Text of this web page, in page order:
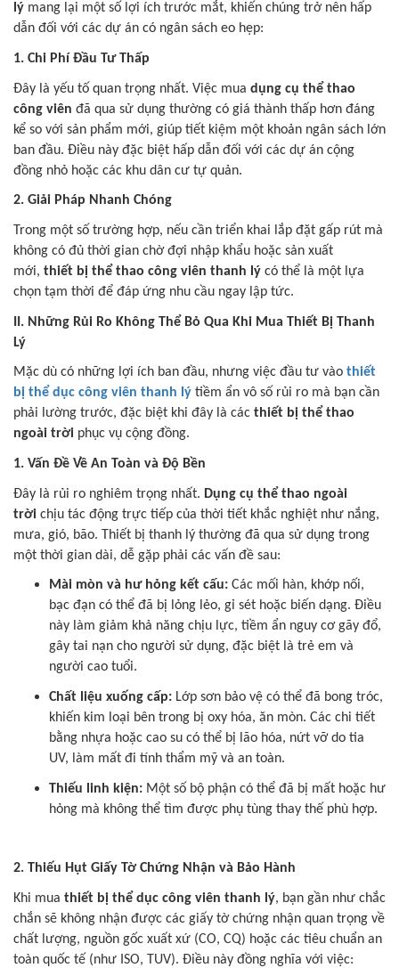
lý mang lại một số lợi ích trước mắt, khiến chúng trở nên hấp
dẫn đối với các dự án có ngân sách eo hẹp:
1. Chi Phí Đầu Tư Thấp
Đây là yếu tố quan trọng nhất. Việc mua dụng cụ thể thao
công viên đã qua sử dụng thường có giá thành thấp hơn đáng
kể so với sản phẩm mới, giúp tiết kiệm một khoản ngân sách lớn
ban đầu. Điều này đặc biệt hấp dẫn đối với các dự án cộng
đồng nhỏ hoặc các khu dân cư tự quản.
2. Giải Pháp Nhanh Chóng
Trong một số trường hợp, nếu cần triển khai lắp đặt gấp rút mà
không có đủ thời gian chờ đợi nhập khẩu hoặc sản xuất
mới, thiết bị thể thao công viên thanh lý có thể là một lựa
chọn tạm thời để đáp ứng nhu cầu ngay lập tức.
II. Những Rủi Ro Không Thể Bỏ Qua Khi Mua Thiết Bị Thanh
Lý
Mặc dù có những lợi ích ban đầu, nhưng việc đầu tư vào thiết
bị thể dục công viên thanh lý tiềm ẩn vô số rủi ro mà bạn cần
phải lường trước, đặc biệt khi đây là các thiết bị thể thao
ngoài trời phục vụ cộng đồng.
1. Vấn Đề Về An Toàn và Độ Bền
Đây là rủi ro nghiêm trọng nhất. Dụng cụ thể thao ngoài
trời chịu tác động trực tiếp của thời tiết khắc nghiệt như nắng,
mưa, gió, bão. Thiết bị thanh lý thường đã qua sử dụng trong
một thời gian dài, dễ gặp phải các vấn đề sau:
Mài mòn và hư hỏng kết cấu: Các mối hàn, khớp nối,
bạc đạn có thể đã bị lỏng lẻo, gỉ sét hoặc biến dạng. Điều
này làm giảm khả năng chịu lực, tiềm ẩn nguy cơ gãy đổ,
gây tai nạn cho người sử dụng, đặc biệt là trẻ em và
người cao tuổi.
Chất liệu xuống cấp: Lớp sơn bảo vệ có thể đã bong tróc,
khiến kim loại bên trong bị oxy hóa, ăn mòn. Các chi tiết
bằng nhựa hoặc cao su có thể bị lão hóa, nứt vỡ do tia
UV, làm mất đi tính thẩm mỹ và an toàn.
Thiếu linh kiện: Một số bộ phận có thể đã bị mất hoặc hư
hỏng mà không thể tìm được phụ tùng thay thế phù hợp.
2. Thiếu Hụt Giấy Tờ Chứng Nhận và Bảo Hành
Khi mua thiết bị thể dục công viên thanh lý, bạn gần như chắc
chắn sẽ không nhận được các giấy tờ chứng nhận quan trọng về
chất lượng, nguồn gốc xuất xứ (CO, CQ) hoặc các tiêu chuẩn an
toàn quốc tế (như ISO, TUV). Điều này đồng nghĩa với việc: